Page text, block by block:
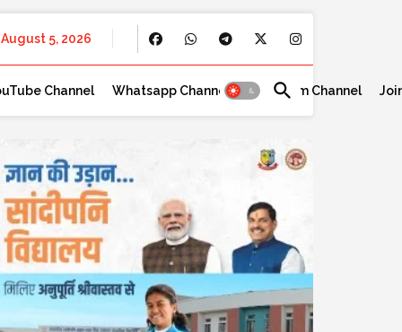
August 5, 2026
Channel Whatsapp Channel Telegram Channel